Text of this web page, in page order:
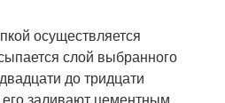
осуществляется
слой выбранного
до тридцати